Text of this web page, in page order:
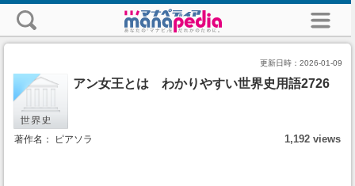
更新日時： 2026-01-09
アン女王とは わかりやすい世界史用語2726
著作名： ピアソラ 1,192 views